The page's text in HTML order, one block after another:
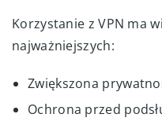
Korzystanie z VPN ma
najważniejszych:
Zwiększona
Ochrona przed